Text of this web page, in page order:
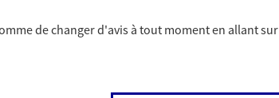
de changer d'avis à tout moment en allant sur